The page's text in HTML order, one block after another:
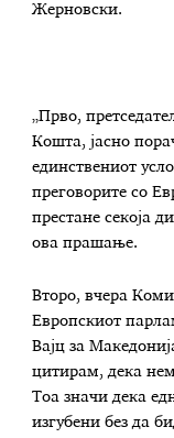
Жерновски.
„Прво,
Кошта, јасно
единствениот
преговорите со
престане секоја
ова прашање.
Второ, вчера
Европскиот
Вајц за
цитирам, дека
Тоа значи дека
изгубени без да